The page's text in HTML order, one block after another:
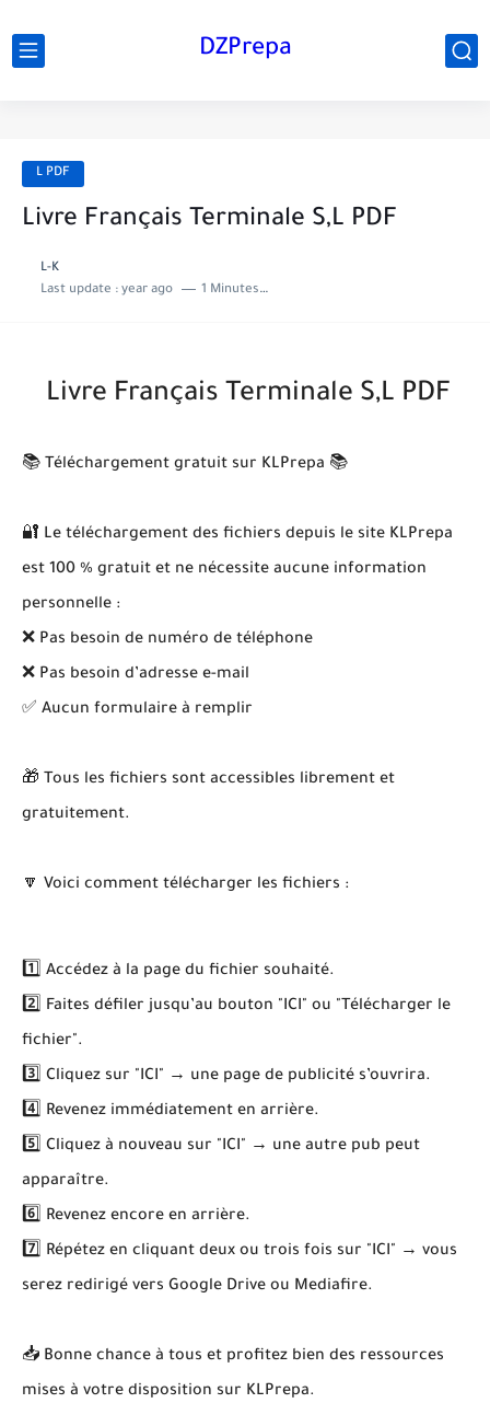
DZPrepa
L PDF
Livre Français Terminale S,L PDF
L-K
Last update : year ago 1 Minutes to read
Livre Français Terminale S,L PDF
📚 Téléchargement gratuit sur KLPrepa 📚
🔐 Le téléchargement des fichiers depuis le site KLPrepa
est 100 % gratuit et ne nécessite aucune information
personnelle :
❌ Pas besoin de numéro de téléphone
❌ Pas besoin d’adresse e-mail
✅ Aucun formulaire à remplir
🎁 Tous les fichiers sont accessibles librement et
gratuitement.
🔽 Voici comment télécharger les fichiers :
1️⃣ Accédez à la page du fichier souhaité.
2️⃣ Faites défiler jusqu’au bouton "ICI" ou "Télécharger le
fichier".
3️⃣ Cliquez sur "ICI" → une page de publicité s’ouvrira.
4️⃣ Revenez immédiatement en arrière.
5️⃣ Cliquez à nouveau sur "ICI" → une autre pub peut
apparaître.
6️⃣ Revenez encore en arrière.
7️⃣ Répétez en cliquant deux ou trois fois sur "ICI" → vous
serez redirigé vers Google Drive ou Mediafire.
📥 Bonne chance à tous et profitez bien des ressources
mises à votre disposition sur KLPrepa.